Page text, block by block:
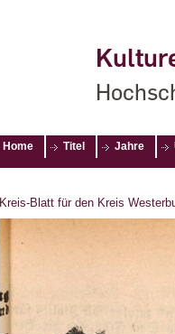
Home Titel Jahre
Kreis-Blatt für den Kreis